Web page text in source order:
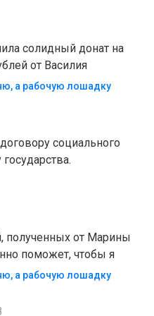
солидный донат на
от Василия
а рабочую лошадку
социального
полученных от Марины
поможет, чтобы я
а рабочую лошадку